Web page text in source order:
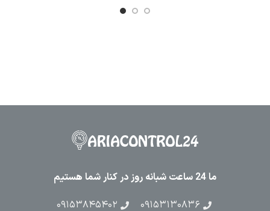
ما 24 ساعت شبانه روز در کنار شما هستیم
۰۹۱۵۳۱۳۰۸۳۶
۰۹۱۵۳۸۴۵۴۰۲